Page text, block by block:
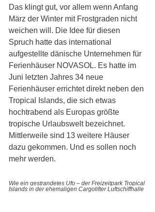
Das klingt gut, vor allem wenn Anfang
März der Winter mit Frostgraden nicht
weichen will. Die Idee für diesen
Spruch hatte das international
aufgestellte dänische Unternehmen für
Ferienhäuser NOVASOL. Es hatte im
Juni letzten Jahres 34 neue
Ferienhäuser errichtet direkt neben den
Tropical Islands, die sich etwas
hochtrabend als Europas größte
tropische Urlaubswelt bezeichnet.
Mittlerweile sind 13 weitere Häuser
dazu gekommen. Und es sollen noch
mehr werden.
Wie ein gestrandetes Ufo – der Freizeitpark Tropical
Islands in der ehemaligen Cargolifter Luftschiffhalle